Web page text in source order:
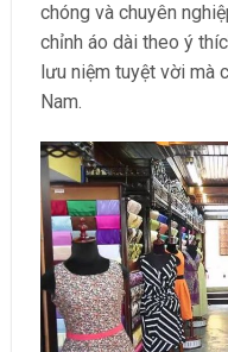
chóng và chuyên
chỉnh áo dài theo ý
lưu niệm tuyệt vời mà
Nam.